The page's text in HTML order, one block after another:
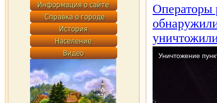
Операторы